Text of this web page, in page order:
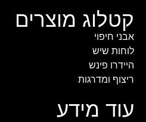
קטלוג מוצרים
אבני חיפוי
לוחות שיש
היידרו פינש
ריצוף ומדרגות
עוד מידע